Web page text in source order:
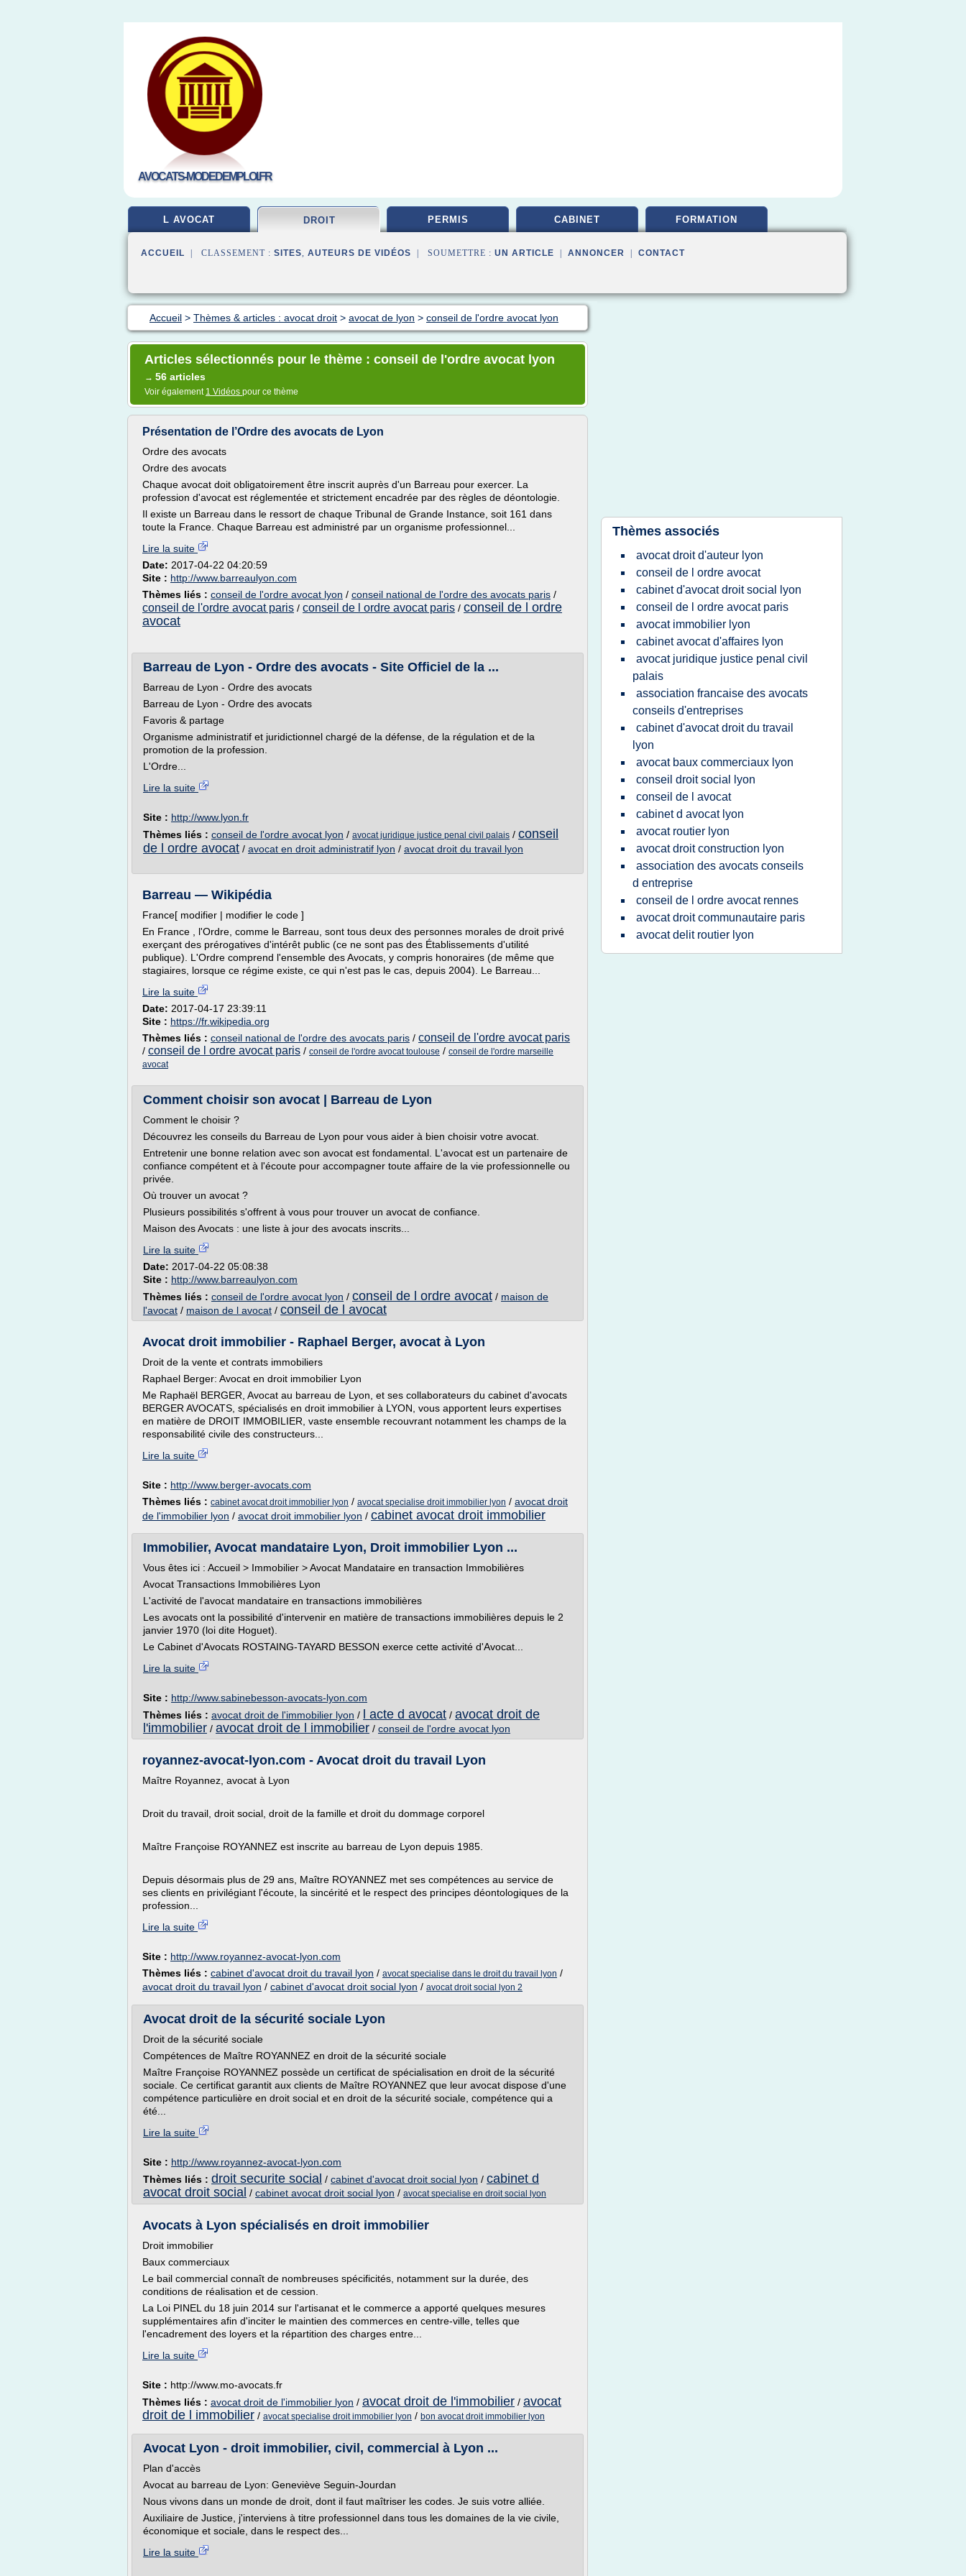
AVOCATS-MODEDEMPLOI.FR
L AVOCAT DROIT PERMIS CABINET FORMATION
ACCUEIL | CLASSEMENT : SITES, AUTEURS DE VIDÉOS | SOUMETTRE : UN ARTICLE ANNONCER CONTACT
Accueil > Thèmes & articles : avocat droit > avocat de lyon > conseil de l'ordre avocat lyon
Articles sélectionnés pour le thème : conseil de l'ordre avocat lyon
→ 56 articles
Voir également 1 Vidéos pour ce thème
Présentation de l’Ordre des avocats de Lyon
Ordre des avocats
Ordre des avocats
Chaque avocat doit obligatoirement être inscrit auprès d'un Barreau pour exercer. La
profession d'avocat est réglementée et strictement encadrée par des règles de déontologie.
Il existe un Barreau dans le ressort de chaque Tribunal de Grande Instance, soit 161 dans
toute la France. Chaque Barreau est administré par un organisme professionnel...
Lire la suite
Date: 2017-04-22 04:20:59
Site : http://www.barreaulyon.com
Thèmes liés : conseil de l'ordre avocat lyon / conseil national de l'ordre des avocats paris /
conseil de l'ordre avocat paris / conseil de l ordre avocat paris / conseil de l ordre
avocat
Barreau de Lyon - Ordre des avocats - Site Officiel de la ...
Barreau de Lyon - Ordre des avocats
Barreau de Lyon - Ordre des avocats
Favoris & partage
Organisme administratif et juridictionnel chargé de la défense, de la régulation et de la
promotion de la profession.
L'Ordre...
Lire la suite
Site : http://www.lyon.fr
Thèmes liés : conseil de l'ordre avocat lyon / avocat juridique justice penal civil palais / conseil
de l ordre avocat / avocat en droit administratif lyon / avocat droit du travail lyon
Barreau — Wikipédia
France[ modifier | modifier le code ]
En France , l'Ordre, comme le Barreau, sont tous deux des personnes morales de droit privé
exerçant des prérogatives d'intérêt public (ce ne sont pas des Établissements d'utilité
publique). L'Ordre comprend l'ensemble des Avocats, y compris honoraires (de même que
stagiaires, lorsque ce régime existe, ce qui n'est pas le cas, depuis 2004). Le Barreau...
Lire la suite
Date: 2017-04-17 23:39:11
Site : https://fr.wikipedia.org
Thèmes liés : conseil national de l'ordre des avocats paris / conseil de l'ordre avocat paris
/ conseil de l ordre avocat paris / conseil de l'ordre avocat toulouse / conseil de l'ordre marseille
avocat
Comment choisir son avocat | Barreau de Lyon
Comment le choisir ?
Découvrez les conseils du Barreau de Lyon pour vous aider à bien choisir votre avocat.
Entretenir une bonne relation avec son avocat est fondamental. L'avocat est un partenaire de
confiance compétent et à l'écoute pour accompagner toute affaire de la vie professionnelle ou
privée.
Où trouver un avocat ?
Plusieurs possibilités s'offrent à vous pour trouver un avocat de confiance.
Maison des Avocats : une liste à jour des avocats inscrits...
Lire la suite
Date: 2017-04-22 05:08:38
Site : http://www.barreaulyon.com
Thèmes liés : conseil de l'ordre avocat lyon / conseil de l ordre avocat / maison de
l'avocat / maison de l avocat / conseil de l avocat
Avocat droit immobilier - Raphael Berger, avocat à Lyon
Droit de la vente et contrats immobiliers
Raphael Berger: Avocat en droit immobilier Lyon
Me Raphaël BERGER, Avocat au barreau de Lyon, et ses collaborateurs du cabinet d'avocats
BERGER AVOCATS, spécialisés en droit immobilier à LYON, vous apportent leurs expertises
en matière de DROIT IMMOBILIER, vaste ensemble recouvrant notamment les champs de la
responsabilité civile des constructeurs...
Lire la suite
Site : http://www.berger-avocats.com
Thèmes liés : cabinet avocat droit immobilier lyon / avocat specialise droit immobilier lyon / avocat droit
de l'immobilier lyon / avocat droit immobilier lyon / cabinet avocat droit immobilier
Immobilier, Avocat mandataire Lyon, Droit immobilier Lyon ...
Vous êtes ici : Accueil > Immobilier > Avocat Mandataire en transaction Immobilières
Avocat Transactions Immobilières Lyon
L'activité de l'avocat mandataire en transactions immobilières
Les avocats ont la possibilité d'intervenir en matière de transactions immobilières depuis le 2
janvier 1970 (loi dite Hoguet).
Le Cabinet d'Avocats ROSTAING-TAYARD BESSON exerce cette activité d'Avocat...
Lire la suite
Site : http://www.sabinebesson-avocats-lyon.com
Thèmes liés : avocat droit de l'immobilier lyon / l acte d avocat / avocat droit de
l'immobilier / avocat droit de l immobilier / conseil de l'ordre avocat lyon
royannez-avocat-lyon.com - Avocat droit du travail Lyon
Maître Royannez, avocat à Lyon
Droit du travail, droit social, droit de la famille et droit du dommage corporel
Maître Françoise ROYANNEZ est inscrite au barreau de Lyon depuis 1985.
Depuis désormais plus de 29 ans, Maître ROYANNEZ met ses compétences au service de
ses clients en privilégiant l'écoute, la sincérité et le respect des principes déontologiques de la
profession...
Lire la suite
Site : http://www.royannez-avocat-lyon.com
Thèmes liés : cabinet d'avocat droit du travail lyon / avocat specialise dans le droit du travail lyon /
avocat droit du travail lyon / cabinet d'avocat droit social lyon / avocat droit social lyon 2
Avocat droit de la sécurité sociale Lyon
Droit de la sécurité sociale
Compétences de Maître ROYANNEZ en droit de la sécurité sociale
Maître Françoise ROYANNEZ possède un certificat de spécialisation en droit de la sécurité
sociale. Ce certificat garantit aux clients de Maître ROYANNEZ que leur avocat dispose d'une
compétence particulière en droit social et en droit de la sécurité sociale, compétence qui a
été...
Lire la suite
Site : http://www.royannez-avocat-lyon.com
Thèmes liés : droit securite social / cabinet d'avocat droit social lyon / cabinet d
avocat droit social / cabinet avocat droit social lyon / avocat specialise en droit social lyon
Avocats à Lyon spécialisés en droit immobilier
Droit immobilier
Baux commerciaux
Le bail commercial connaît de nombreuses spécificités, notamment sur la durée, des
conditions de réalisation et de cession.
La Loi PINEL du 18 juin 2014 sur l'artisanat et le commerce a apporté quelques mesures
supplémentaires afin d'inciter le maintien des commerces en centre-ville, telles que
l'encadrement des loyers et la répartition des charges entre...
Lire la suite
Site : http://www.mo-avocats.fr
Thèmes liés : avocat droit de l'immobilier lyon / avocat droit de l'immobilier / avocat
droit de l immobilier / avocat specialise droit immobilier lyon / bon avocat droit immobilier lyon
Avocat Lyon - droit immobilier, civil, commercial à Lyon ...
Plan d'accès
Avocat au barreau de Lyon: Geneviève Seguin-Jourdan
Nous vivons dans un monde de droit, dont il faut maîtriser les codes. Je suis votre alliée.
Auxiliaire de Justice, j'interviens à titre professionnel dans tous les domaines de la vie civile,
économique et sociale, dans le respect des...
Lire la suite
Thèmes associés
avocat droit d'auteur lyon
conseil de l ordre avocat
cabinet d'avocat droit social lyon
conseil de l ordre avocat paris
avocat immobilier lyon
cabinet avocat d'affaires lyon
avocat juridique justice penal civil
palais
association francaise des avocats
conseils d'entreprises
cabinet d'avocat droit du travail
lyon
avocat baux commerciaux lyon
conseil droit social lyon
conseil de l avocat
cabinet d avocat lyon
avocat routier lyon
avocat droit construction lyon
association des avocats conseils
d entreprise
conseil de l ordre avocat rennes
avocat droit communautaire paris
avocat delit routier lyon